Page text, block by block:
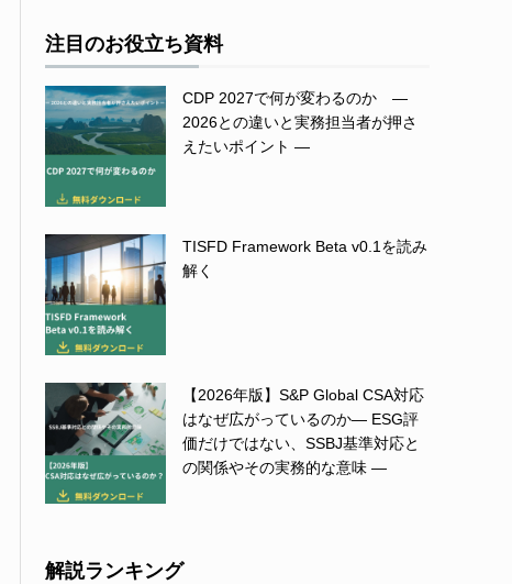
注目のお役立ち資料
CDP 2027で何が変わるのか ―
2026との違いと実務担当者が押さ
えたいポイント ―
TISFD Framework Beta v0.1を読み
解く
【2026年版】S&P Global CSA対応
はなぜ広がっているのか― ESG評
価だけではない、SSBJ基準対応と
の関係やその実務的な意味 ―
解説ランキング